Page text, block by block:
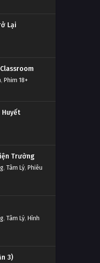
Lại
, Phim 18+
Huyết
Trường
, Tâm Lý, Phiêu
, Tâm Lý, Hình
3)